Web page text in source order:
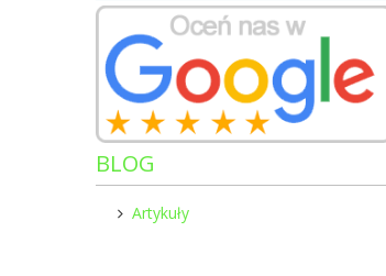
BLOG
Artykuły